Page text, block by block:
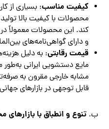
کیفیت مناسب: بسیاری از
محصولات با کیفیت بالا
کند. این محصولات معمولاً
و دارای گواهی‌نامه‌های
قیمت رقابتی: به دلیل
مایع دستشویی ایرانی
مشابه خارجی مقرون به
قابل توجهی در بازارهای
ب.تنوع و انطباق با بازارهای